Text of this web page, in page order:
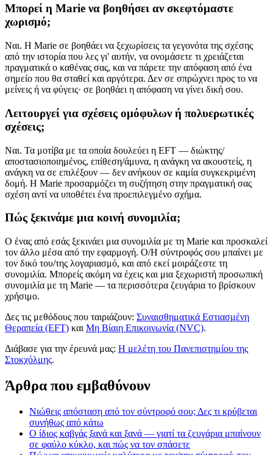
Μπορεί η Marie να βοηθήσει αν σκεφτόμαστε
χωρισμό;
Ναι. Η Marie σε βοηθάει να ξεχωρίσεις τα γεγονότα της σχέσης
από την ιστορία που λες γι' αυτήν, να ονομάσετε τι χρειάζεται
πραγματικά ο καθένας σας, και να πάρετε την απόφαση από ένα
σημείο που θα σταθεί και αργότερα. Δεν σε σπρώχνει προς το να
μείνεις ή να φύγεις· σε βοηθάει η απόφαση να γίνει δική σου.
Λειτουργεί για σχέσεις ομόφυλων ή πολυερωτικές
σχέσεις;
Ναι. Τα μοτίβα με τα οποία δουλεύει η EFT — διώκτης/
αποστασιοποιημένος, επίθεση/άμυνα, η ανάγκη να ακουστείς, η
ανάγκη να σε επιλέξουν — δεν ανήκουν σε καμία συγκεκριμένη
δομή. Η Marie προσαρμόζει τη συζήτηση στην πραγματική σας
σχέση αντί να υποθέτει ένα προεπιλεγμένο σχήμα.
Πώς ξεκινάμε μια κοινή συνομιλία;
Ο ένας από εσάς ξεκινάει μια συνομιλία με τη Marie και προσκαλεί
τον άλλο μέσα από την εφαρμογή. Ο/Η σύντροφός σου μπαίνει με
τον δικό του/της λογαριασμό, και από εκεί μοιράζεστε τη
συνομιλία. Μπορείς ακόμη να έχεις και μια ξεχωριστή προσωπική
συνομιλία με τη Marie — τα περισσότερα ζευγάρια το βρίσκουν
χρήσιμο.
Δες τις μεθόδους που ταιριάζουν: Συναισθηματικά Εστιασμένη
Θεραπεία (EFT) και Μη Βίαιη Επικοινωνία (NVC).
Διάβασε για την έρευνά μας: Η μελέτη του Πανεπιστημίου της
Στοκχόλμης.
Άρθρα που εμβαθύνουν
Νιώθεις απόσταση από τον σύντροφό σου; Δες τι κρύβεται
συνήθως από κάτω
Ο ίδιος καβγάς ξανά και ξανά — γιατί τα ζευγάρια μπαίνουν
σε φαύλο κύκλο, και πώς να τον σπάσετε